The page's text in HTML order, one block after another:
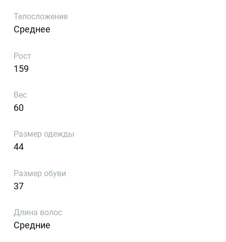
Телосложение
Среднее
Рост
159
Вес
60
Размер одежды
44
Размер обуви
37
Длина волос
Средние